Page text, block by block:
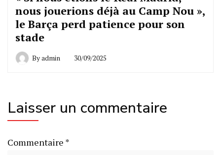
nous jouerions déjà au Camp Nou »,
le Barça perd patience pour son
stade
Byadmin 30/09/2025
Laisser un commentaire
Commentaire *